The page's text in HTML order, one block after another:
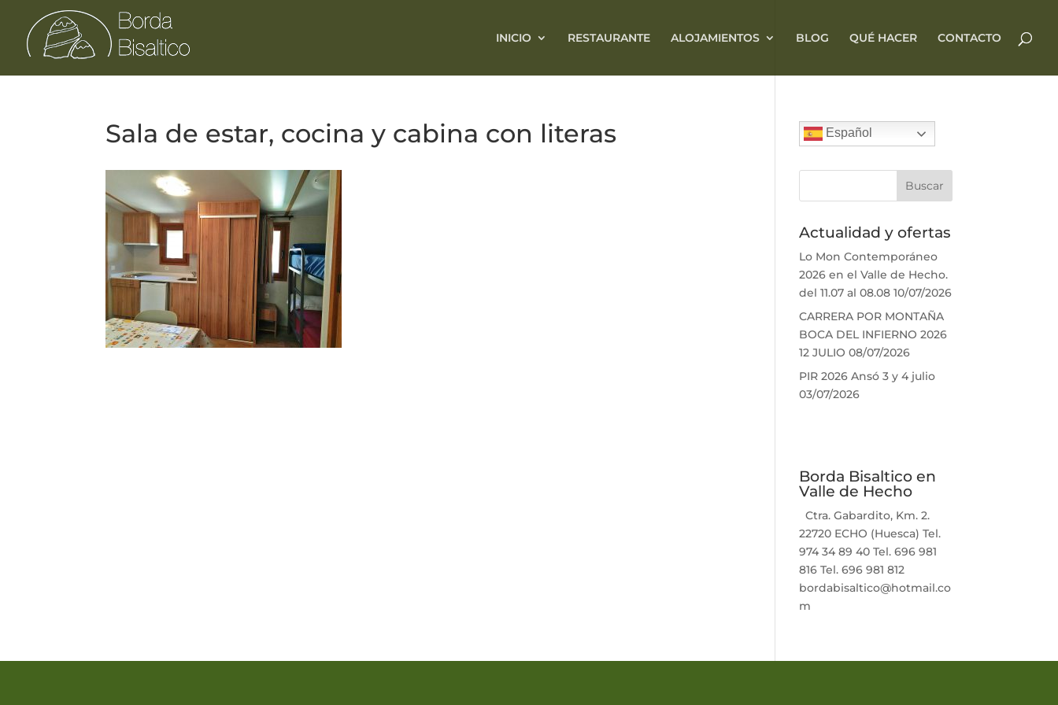
INICIO RESTAURANTE ALOJAMIENTOS BLOG QUÉ HACER CONTACTO
Sala de estar, cocina y cabina con literas Español
Actualidad y ofertas
Lo Mon Contemporáneo
2026 en el Valle de Hecho.
del 11.07 al 08.08 10/07/2026
CARRERA POR MONTAÑA
BOCA DEL INFIERNO 2026
12 JULIO 08/07/2026
PIR 2026 Ansó 3 y 4 julio
03/07/2026
Borda Bisaltico en
Valle de Hecho
Ctra. Gabardito, Km. 2.
22720 ECHO (Huesca) Tel.
974 34 89 40 Tel. 696 981
816 Tel. 696 981 812
bordabisaltico@hotmail.co
m